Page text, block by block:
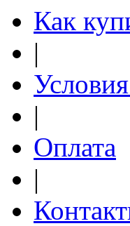
Как
|
|
Оплата
|